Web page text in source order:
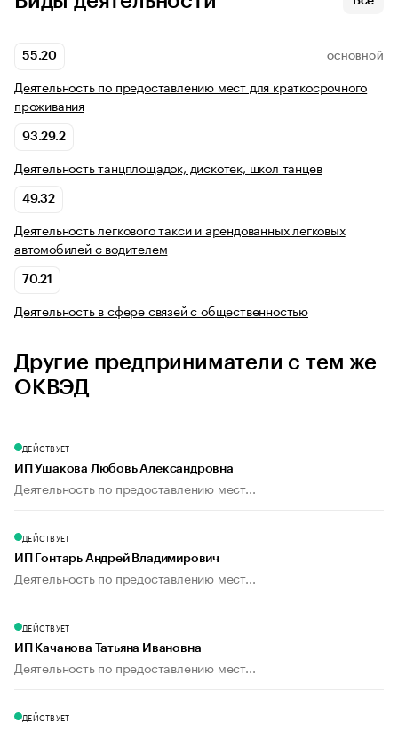
55.20 ОСНОВНОЙ
Деятельность по предоставлению мест для краткосрочного
проживания
93.29.2
Деятельность танцплощадок, дискотек, школ танцев
49.32
Деятельность легкового такси и арендованных легковых
автомобилей с водителем
70.21
Деятельность в сфере связей с общественностью
Другие предприниматели с тем же
ОКВЭД
ДЕЙСТВУЕТ
ИП Ушакова Любовь Александровна
Деятельность по предоставлению мест...
ДЕЙСТВУЕТ
ИП Гонтарь Андрей Владимирович
Деятельность по предоставлению мест...
ДЕЙСТВУЕТ
ИП Качанова Татьяна Ивановна
Деятельность по предоставлению мест...
ДЕЙСТВУЕТ